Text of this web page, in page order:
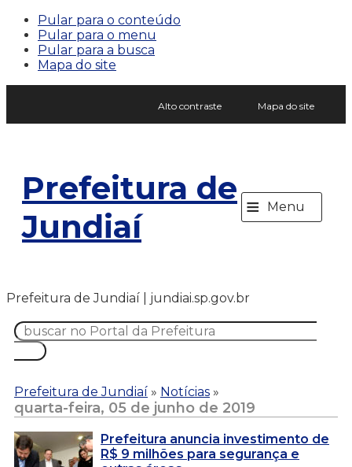
Pular para o conteúdo
Pular para o menu
Pular para a busca
Mapa do site
Alto contraste Mapa do site
Prefeitura de
Jundiaí
≡ Menu
Prefeitura de Jundiaí | jundiai.sp.gov.br
Prefeitura de Jundiaí » Notícias »
quarta-feira, 05 de junho de 2019
Prefeitura anuncia investimento de
R$ 9 milhões para segurança e